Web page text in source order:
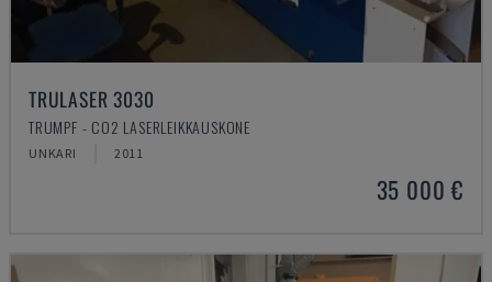
TRULASER 3030
TRUMPF - CO2 LASERLEIKKAUSKONE
UNKARI 2011
35 000 €